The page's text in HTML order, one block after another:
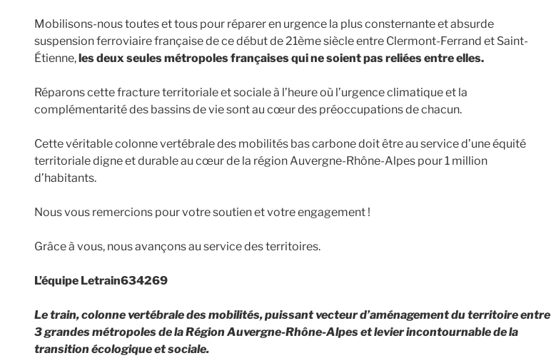
Mobilisons-nous toutes et tous pour réparer en urgence la plus consternante et absurde
suspension ferroviaire française de ce début de 21ème siècle entre Clermont-Ferrand et Saint-
Étienne, les deux seules métropoles françaises qui ne soient pas reliées entre elles.
Réparons cette fracture territoriale et sociale à l’heure où l’urgence climatique et la
complémentarité des bassins de vie sont au cœur des préoccupations de chacun.
Cette véritable colonne vertébrale des mobilités bas carbone doit être au service d’une équité
territoriale digne et durable au cœur de la région Auvergne-Rhône-Alpes pour 1 million
d’habitants.
Nous vous remercions pour votre soutien et votre engagement !
Grâce à vous, nous avançons au service des territoires.
L’équipe Letrain634269
Le train, colonne vertébrale des mobilités, puissant vecteur d’aménagement du territoire entre
3 grandes métropoles de la Région Auvergne-Rhône-Alpes et levier incontournable de la
transition écologique et sociale.